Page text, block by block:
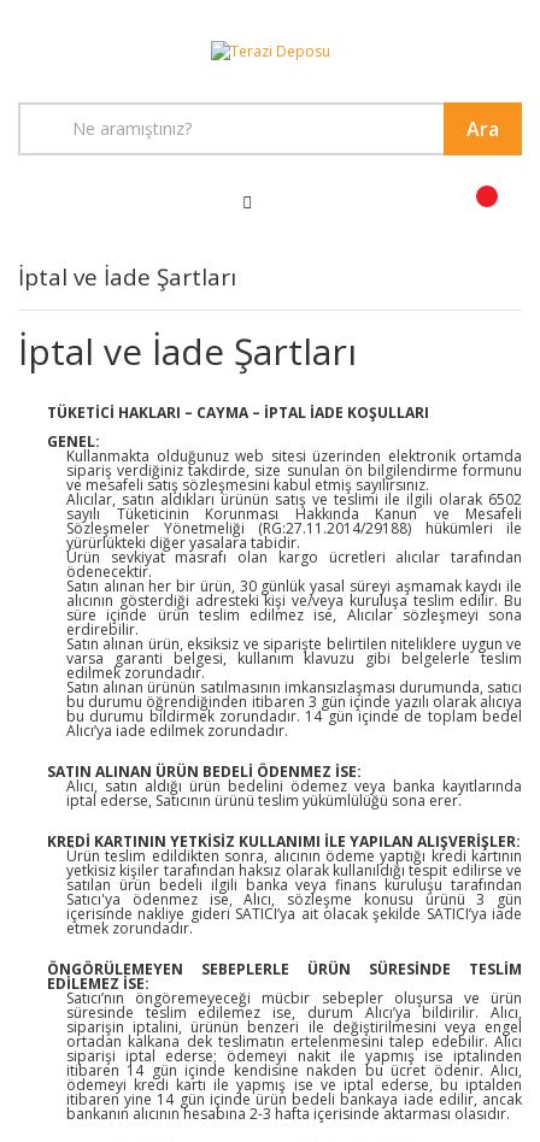
Ara
İptal ve İade Şartları
İptal ve İade Şartları
TÜKETİCİ HAKLARI – CAYMA – İPTAL İADE KOŞULLARI
GENEL:
Kullanmakta olduğunuz web sitesi üzerinden elektronik ortamda
sipariş verdiğiniz takdirde, size sunulan ön bilgilendirme formunu
ve mesafeli satış sözleşmesini kabul etmiş sayılırsınız.
Alıcılar, satın aldıkları ürünün satış ve teslimi ile ilgili olarak 6502
sayılı Tüketicinin Korunması Hakkında Kanun ve Mesafeli
Sözleşmeler Yönetmeliği (RG:27.11.2014/29188) hükümleri ile
yürürlükteki diğer yasalara tabidir.
Ürün sevkiyat masrafı olan kargo ücretleri alıcılar tarafından
ödenecektir.
Satın alınan her bir ürün, 30 günlük yasal süreyi aşmamak kaydı ile
alıcının gösterdiği adresteki kişi ve/veya kuruluşa teslim edilir. Bu
süre içinde ürün teslim edilmez ise, Alıcılar sözleşmeyi sona
erdirebilir.
Satın alınan ürün, eksiksiz ve siparişte belirtilen niteliklere uygun ve
varsa garanti belgesi, kullanım klavuzu gibi belgelerle teslim
edilmek zorundadır.
Satın alınan ürünün satılmasının imkansızlaşması durumunda, satıcı
bu durumu öğrendiğinden itibaren 3 gün içinde yazılı olarak alıcıya
bu durumu bildirmek zorundadır. 14 gün içinde de toplam bedel
Alıcı’ya iade edilmek zorundadır.
SATIN ALINAN ÜRÜN BEDELİ ÖDENMEZ İSE:
Alıcı, satın aldığı ürün bedelini ödemez veya banka kayıtlarında
iptal ederse, Satıcının ürünü teslim yükümlülüğü sona erer.
KREDİ KARTININ YETKİSİZ KULLANIMI İLE YAPILAN ALIŞVERİŞLER:
Ürün teslim edildikten sonra, alıcının ödeme yaptığı kredi kartının
yetkisiz kişiler tarafından haksız olarak kullanıldığı tespit edilirse ve
satılan ürün bedeli ilgili banka veya finans kuruluşu tarafından
Satıcı'ya ödenmez ise, Alıcı, sözleşme konusu ürünü 3 gün
içerisinde nakliye gideri SATICI’ya ait olacak şekilde SATICI’ya iade
etmek zorundadır.
ÖNGÖRÜLEMEYEN SEBEPLERLE ÜRÜN SÜRESİNDE TESLİM
EDİLEMEZ İSE:
Satıcı’nın öngöremeyeceği mücbir sebepler oluşursa ve ürün
süresinde teslim edilemez ise, durum Alıcı’ya bildirilir. Alıcı,
siparişin iptalini, ürünün benzeri ile değiştirilmesini veya engel
ortadan kalkana dek teslimatın ertelenmesini talep edebilir. Alıcı
siparişi iptal ederse; ödemeyi nakit ile yapmış ise iptalinden
itibaren 14 gün içinde kendisine nakden bu ücret ödenir. Alıcı,
ödemeyi kredi kartı ile yapmış ise ve iptal ederse, bu iptalden
itibaren yine 14 gün içinde ürün bedeli bankaya iade edilir, ancak
bankanın alıcının hesabına 2-3 hafta içerisinde aktarması olasıdır.